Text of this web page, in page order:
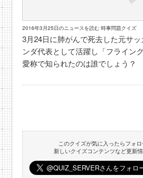
2016年3月25日のニュースを読む 時事問題クイズ
3月24日に肺がんで死去した元サ
ンダ代表として活躍し「フライン
愛称で知られたのは誰でしょう？
このクイズが気に入ったらフォロ
新しいクイズコンテンツなど更新